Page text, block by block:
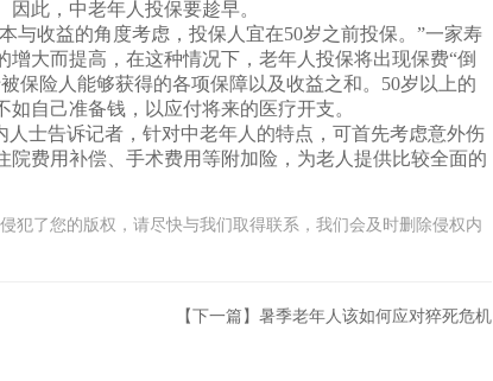
。因此，中老年人投保要趁早。
收益的角度考虑，投保人宜在50岁之前投保。”一家寿
大而提高，在这种情况下，老年人投保将出现保费“倒
保险人能够获得的各项保障以及收益之和。50岁以上的
不如自己准备钱，以应付将来的医疗开支。
士告诉记者，针对中老年人的特点，可首先考虑意外伤
费用补偿、手术费用等附加险，为老人提供比较全面的
犯了您的版权，请尽快与我们取得联系，我们会及时删除侵权内
【下一篇】暑季老年人该如何应对猝死危机